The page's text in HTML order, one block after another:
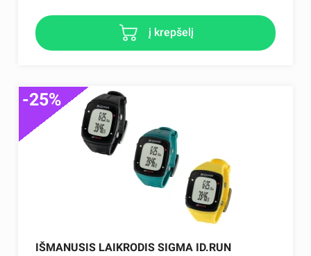
į krepšelį
IŠMANUSIS LAIKRODIS SIGMA ID.RUN
-25%